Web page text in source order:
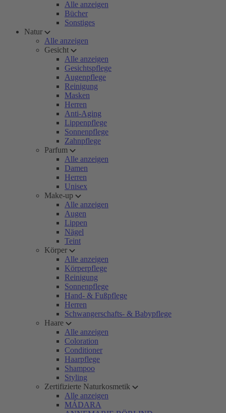
Alle anzeigen
Bücher
Sonstiges
Natur
Alle anzeigen
Gesicht
Alle anzeigen
Gesichtspflege
Augenpflege
Reinigung
Masken
Herren
Anti-Aging
Lippenpflege
Sonnenpflege
Zahnpflege
Parfum
Alle anzeigen
Damen
Herren
Unisex
Make-up
Alle anzeigen
Augen
Lippen
Nägel
Teint
Körper
Alle anzeigen
Körperpflege
Reinigung
Sonnenpflege
Hand- & Fußpflege
Herren
Schwangerschafts- & Babypflege
Haare
Alle anzeigen
Coloration
Conditioner
Haarpflege
Shampoo
Styling
Zertifizierte Naturkosmetik
Alle anzeigen
MÁDARA